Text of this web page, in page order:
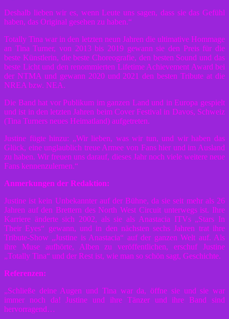
Deshalb lieben wir es, wenn Leute uns sagen, dass sie das Gefühl
haben, das Original gesehen zu haben.“
Totally Tina war in den letzten neun Jahren die ultimative Hommage
an Tina Turner, von 2013 bis 2019 gewann sie den Preis für die
beste Künstlerin, die beste Choreografie, den besten Sound und das
beste Licht und den renommierten Lifetime Achievement Award bei
der NTMA und gewann 2020 und 2021 den besten Tribute at die
NREA bzw. NEA.
Die Band hat vor Publikum im ganzen Land und in Europa gespielt
und ist in den letzten Jahren beim Cover Festival in Davos, Schweiz
(Tina Turners neues Heimatland) aufgetreten.
Justine fügte hinzu: „Wir lieben, was wir tun, und wir haben das
Glück, eine unglaublich treue Armee von Fans hier und im Ausland
zu haben. Wir freuen uns darauf, dieses Jahr noch viele weitere neue
Fans kennenzulernen.“
Anmerkungen der Redaktion:
Justine ist kein Unbekannter auf der Bühne, da sie seit mehr als 26
Jahren auf den Brettern des North West Circuit unterwegs ist. Ihre
Karriere änderte sich 2002, als sie als Anastacia ITVs „Stars In
Their Eyes“ gewann, und in den nächsten sechs Jahren trat ihre
Tribute-Show „Justine is Anastacia“ auf der ganzen Welt auf. Als
ihre Muse aufhörte, Alben zu veröffentlichen, erschuf Justine
„Totally Tina“ und der Rest ist, wie man so schön sagt, Geschichte.
Referenzen:
„Schließe deine Augen und Tina war da, öffne sie und sie war
immer noch da! Justine und ihre Tänzer und ihre Band sind
hervorragend…